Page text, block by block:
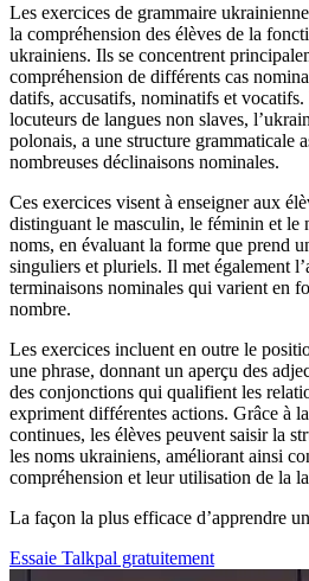
Les exercices de grammaire
la compréhension des élèves de la
ukrainiens. Ils se concentrent
compréhension de différents cas
datifs, accusatifs, nominatifs et
locuteurs de langues non slaves,
polonais, a une structure grammaticale
nombreuses déclinaisons nominales.
Ces exercices visent à enseigner aux
distinguant le masculin, le féminin et le
noms, en évaluant la forme que prend
singuliers et pluriels. Il met également
terminaisons nominales qui varient en
nombre.
Les exercices incluent en outre le
une phrase, donnant un aperçu des
des conjonctions qui qualifient les
expriment différentes actions. Grâce à
continues, les élèves peuvent saisir la
les noms ukrainiens, améliorant ainsi
compréhension et leur utilisation de la
La façon la plus efficace d’apprendre
Essaie Talkpal gratuitement